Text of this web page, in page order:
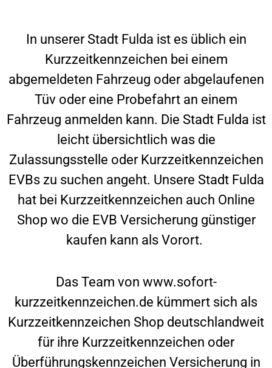
In unserer Stadt Fulda ist es üblich ein
Kurzzeitkennzeichen bei einem
abgemeldeten Fahrzeug oder abgelaufenen
Tüv oder eine Probefahrt an einem
Fahrzeug anmelden kann. Die Stadt Fulda ist
leicht übersichtlich was die
Zulassungsstelle oder Kurzzeitkennzeichen
EVBs zu suchen angeht. Unsere Stadt Fulda
hat bei Kurzzeitkennzeichen auch Online
Shop wo die EVB Versicherung günstiger
kaufen kann als Vorort.
Das Team von www.sofort-
kurzzeitkennzeichen.de kümmert sich als
Kurzzeitkennzeichen Shop deutschlandweit
für ihre Kurzzeitkennzeichen oder
Überführungskennzeichen Versicherung in